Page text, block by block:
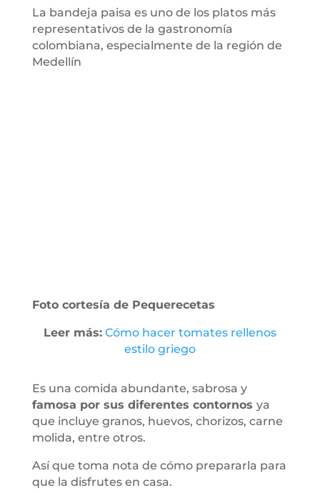
La bandeja paisa es uno de los platos más
representativos de la gastronomía
colombiana, especialmente de la región de
Medellín
Foto cortesía de Pequerecetas
Leer más: Cómo hacer tomates rellenos
estilo griego
Es una comida abundante, sabrosa y
famosa por sus diferentes contornos ya
que incluye granos, huevos, chorizos, carne
molida, entre otros.
Así que toma nota de cómo prepararla para
que la disfrutes en casa.